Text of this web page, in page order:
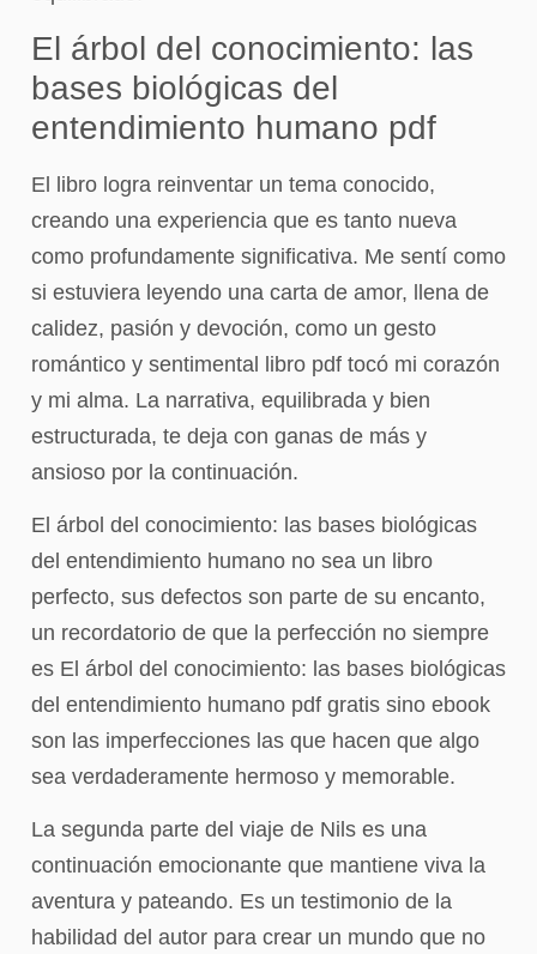
El árbol del conocimiento: las
bases biológicas del
entendimiento humano pdf
El libro logra reinventar un tema conocido,
creando una experiencia que es tanto nueva
como profundamente significativa. Me sentí como
si estuviera leyendo una carta de amor, llena de
calidez, pasión y devoción, como un gesto
romántico y sentimental libro pdf tocó mi corazón
y mi alma. La narrativa, equilibrada y bien
estructurada, te deja con ganas de más y
ansioso por la continuación.
El árbol del conocimiento: las bases biológicas
del entendimiento humano no sea un libro
perfecto, sus defectos son parte de su encanto,
un recordatorio de que la perfección no siempre
es El árbol del conocimiento: las bases biológicas
del entendimiento humano pdf gratis sino ebook
son las imperfecciones las que hacen que algo
sea verdaderamente hermoso y memorable.
La segunda parte del viaje de Nils es una
continuación emocionante que mantiene viva la
aventura y pateando. Es un testimonio de la
habilidad del autor para crear un mundo que no